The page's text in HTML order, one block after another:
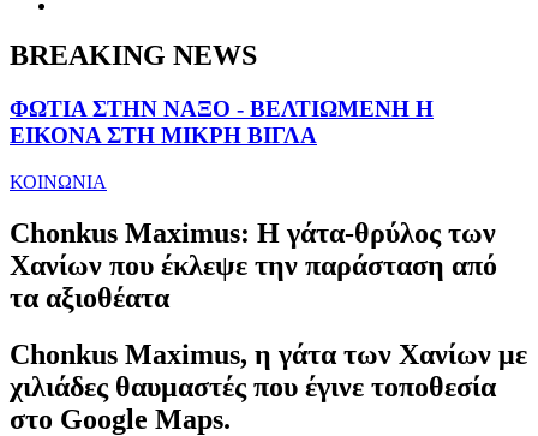
BREAKING NEWS
ΦΩΤΙΑ ΣΤΗΝ ΝΑΞΟ - ΒΕΛΤΙΩΜΕΝΗ Η
ΕΙΚΟΝΑ ΣΤΗ ΜΙΚΡΗ ΒΙΓΛΑ
ΚΟΙΝΩΝΙΑ
Chonkus Maximus: Η γάτα-θρύλος των
Χανίων που έκλεψε την παράσταση από
τα αξιοθέατα
Chonkus Maximus, η γάτα των Χανίων με
χιλιάδες θαυμαστές που έγινε τοποθεσία
στο Google Maps.